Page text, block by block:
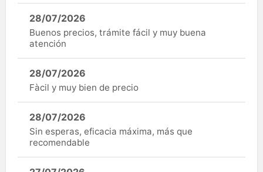
28/07/2026
Buenos precios, trámite fácil y muy buena
atención
28/07/2026
Fàcil y muy bien de precio
28/07/2026
Sin esperas, eficacia máxima, más que
recomendable